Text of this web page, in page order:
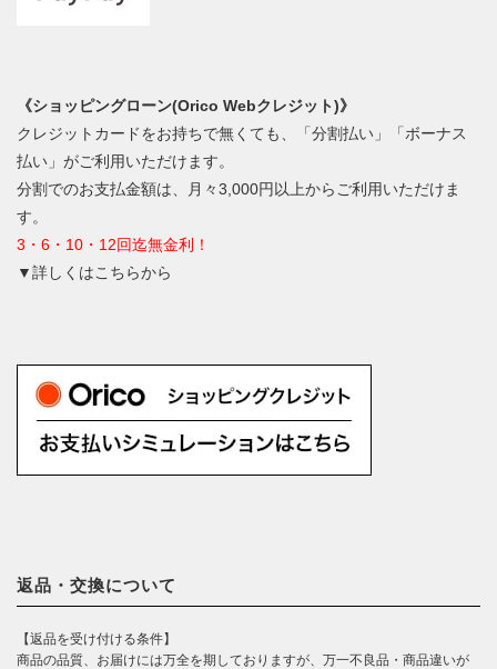
《ショッピングローン(Orico Webクレジット)》
クレジットカードをお持ちで無くても、「分割払い」「ボーナス
払い」がご利用いただけます。
分割でのお支払金額は、月々3,000円以上からご利用いただけま
す。
3・6・10・12回迄無金利！
▼詳しくはこちらから
返品・交換について
【返品を受け付ける条件】
商品の品質、お届けには万全を期しておりますが、万一不良品・商品違いが